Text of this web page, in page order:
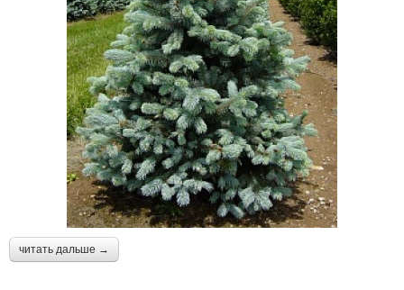
читать дальше →